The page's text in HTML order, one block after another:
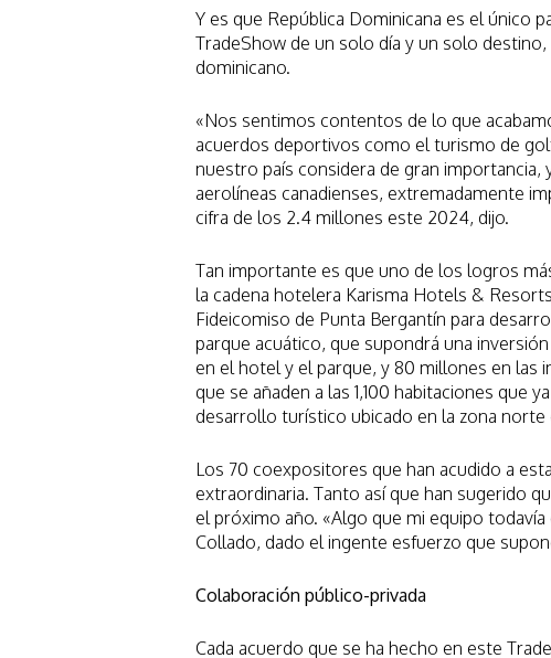
Y es que República Dominicana es el único
TradeShow de un solo día y un solo
dominicano.
«Nos sentimos contentos de lo que
acuerdos deportivos como el turismo de
nuestro país considera de gran
aerolíneas canadienses, extremadamente
cifra de los 2.4 millones este 2024, dijo.
Tan importante es que uno de los logros
la cadena hotelera Karisma Hotels &
Fideicomiso de Punta Bergantín para
parque acuático, que supondrá una
en el hotel y el parque, y 80 millones en las
que se añaden a las 1,100 habitaciones que
desarrollo turístico ubicado en la zona norte
Los 70 coexpositores que han acudido a
extraordinaria. Tanto así que han sugerido
el próximo año. «Algo que mi equipo
Collado, dado el ingente esfuerzo que
Colaboración público-privada
Cada acuerdo que se ha hecho en este